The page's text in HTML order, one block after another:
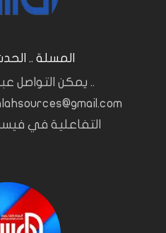
المسلة ..
.. يمكن التواصل
التفاعلية في